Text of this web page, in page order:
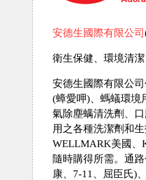
安德生國際有限公司
衛生保健、環境清
安德生國際有限公
(蟑愛呷)、螞蟻環境
氣除塵螨清洗劑、
用之各種洗潔劑和
WELLMARK美國、
隨時購得所需。通
康、7-11、屈臣氏)